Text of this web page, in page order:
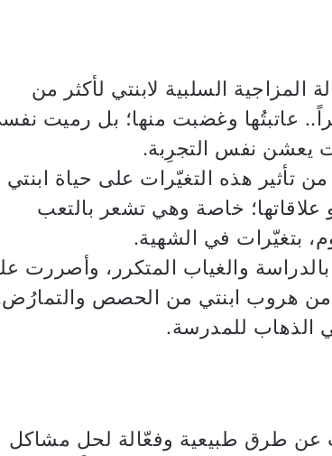
المزاجية السلبية لابنتي لأكثر من
عاتبتُها وغضبت منها؛ بل رميت
يعشن نفس التجرِبة.
تأثير هذه التغيّرات على حياة ابنتي
علاقاتها؛ خاصة وهي تشعر بالتعب
بتغيّرات في الشهية.
والغياب المتكرر، وأصررت
هروب ابنتي من الحصص
الذهاب للمدرسة.
عن طرق طبيعية وفعّالة لحل مشاكل